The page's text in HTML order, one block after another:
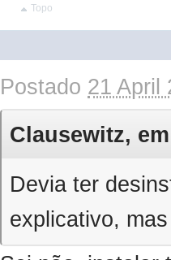
Topo
Postado 21 April
Clausewitz,
Devia ter
explicativo,